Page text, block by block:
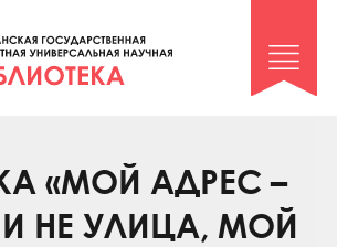
и сельдерей»
архив»
«МОЙ АДРЕС –
НЕ УЛИЦА, МОЙ